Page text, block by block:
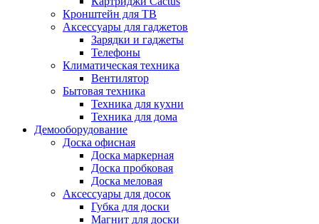
Кронштейн для ТВ
Аксессуары для гаджетов
Зарядки и гаджеты
Телефоны
Климатическая техника
Вентилятор
Бытовая техника
Техника для кухни
Техника для дома
Демооборудование
Доска офисная
Доска маркерная
Доска пробковая
Доска меловая
Аксессуары для досок
Губка для доски
Магнит для доски